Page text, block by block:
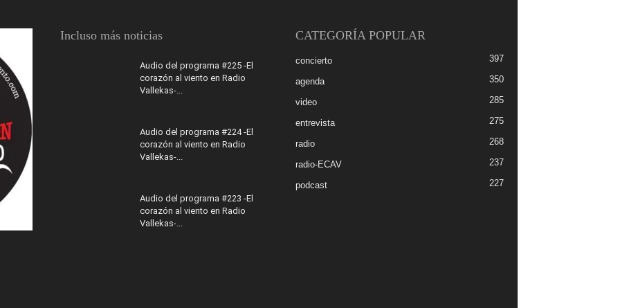
Incluso más noticias
Audio del programa #225 -El
corazón al viento en Radio
Vallekas-...
Audio del programa #224 -El
corazón al viento en Radio
Vallekas-...
Audio del programa #223 -El
corazón al viento en Radio
Vallekas-...
CATEGORÍA POPULAR
concierto 397
agenda 350
video 285
entrevista 275
radio 268
radio-ECAV 237
podcast 227